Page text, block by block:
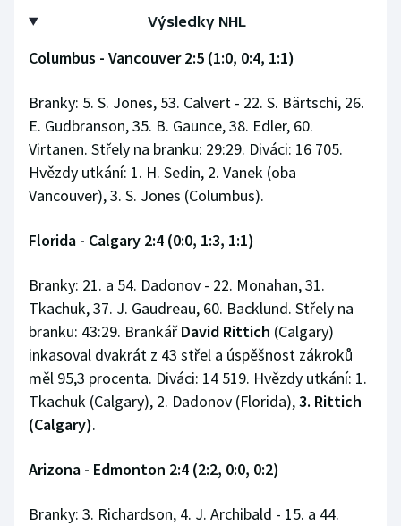
Výsledky NHL
Columbus - Vancouver 2:5 (1:0, 0:4, 1:1)
Branky: 5. S. Jones, 53. Calvert - 22. S. Bärtschi, 26.
E. Gudbranson, 35. B. Gaunce, 38. Edler, 60.
Virtanen. Střely na branku: 29:29. Diváci: 16 705.
Hvězdy utkání: 1. H. Sedin, 2. Vanek (oba
Vancouver), 3. S. Jones (Columbus).
Florida - Calgary 2:4 (0:0, 1:3, 1:1)
Branky: 21. a 54. Dadonov - 22. Monahan, 31.
Tkachuk, 37. J. Gaudreau, 60. Backlund. Střely na
branku: 43:29. Brankář David Rittich (Calgary)
inkasoval dvakrát z 43 střel a úspěšnost zákroků
měl 95,3 procenta. Diváci: 14 519. Hvězdy utkání: 1.
Tkachuk (Calgary), 2. Dadonov (Florida),3. Rittich
(Calgary).
Arizona - Edmonton 2:4 (2:2, 0:0, 0:2)
Branky: 3. Richardson, 4. J. Archibald - 15. a 44.